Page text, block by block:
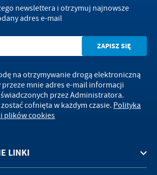
LINKI
newslettera i otrzymuj najnowsze
adres e-mail
na otrzymywanie drogą elektroniczną
przeze mnie adres e-mail informacji
przez Administratora.
cofnięta w każdym czasie. Polityka
plików cookies